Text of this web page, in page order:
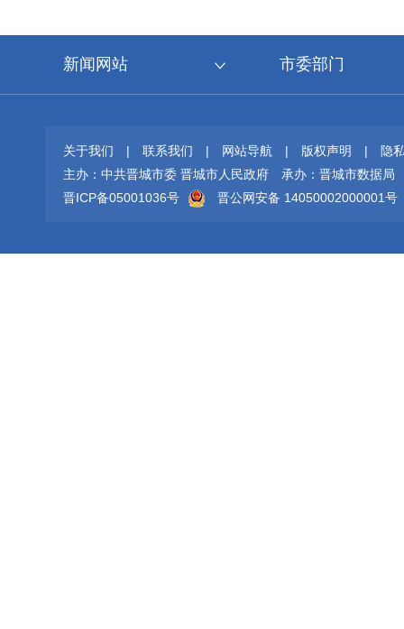
新闻网站 市委部门
关于我们 | 联系我们 | 网站导航 | 版权声明 |
隐
主办：中共晋城市委 晋城市人民政府
承办：晋城市数据局
晋ICP备05001036号
晋公网安备 14050002000001号